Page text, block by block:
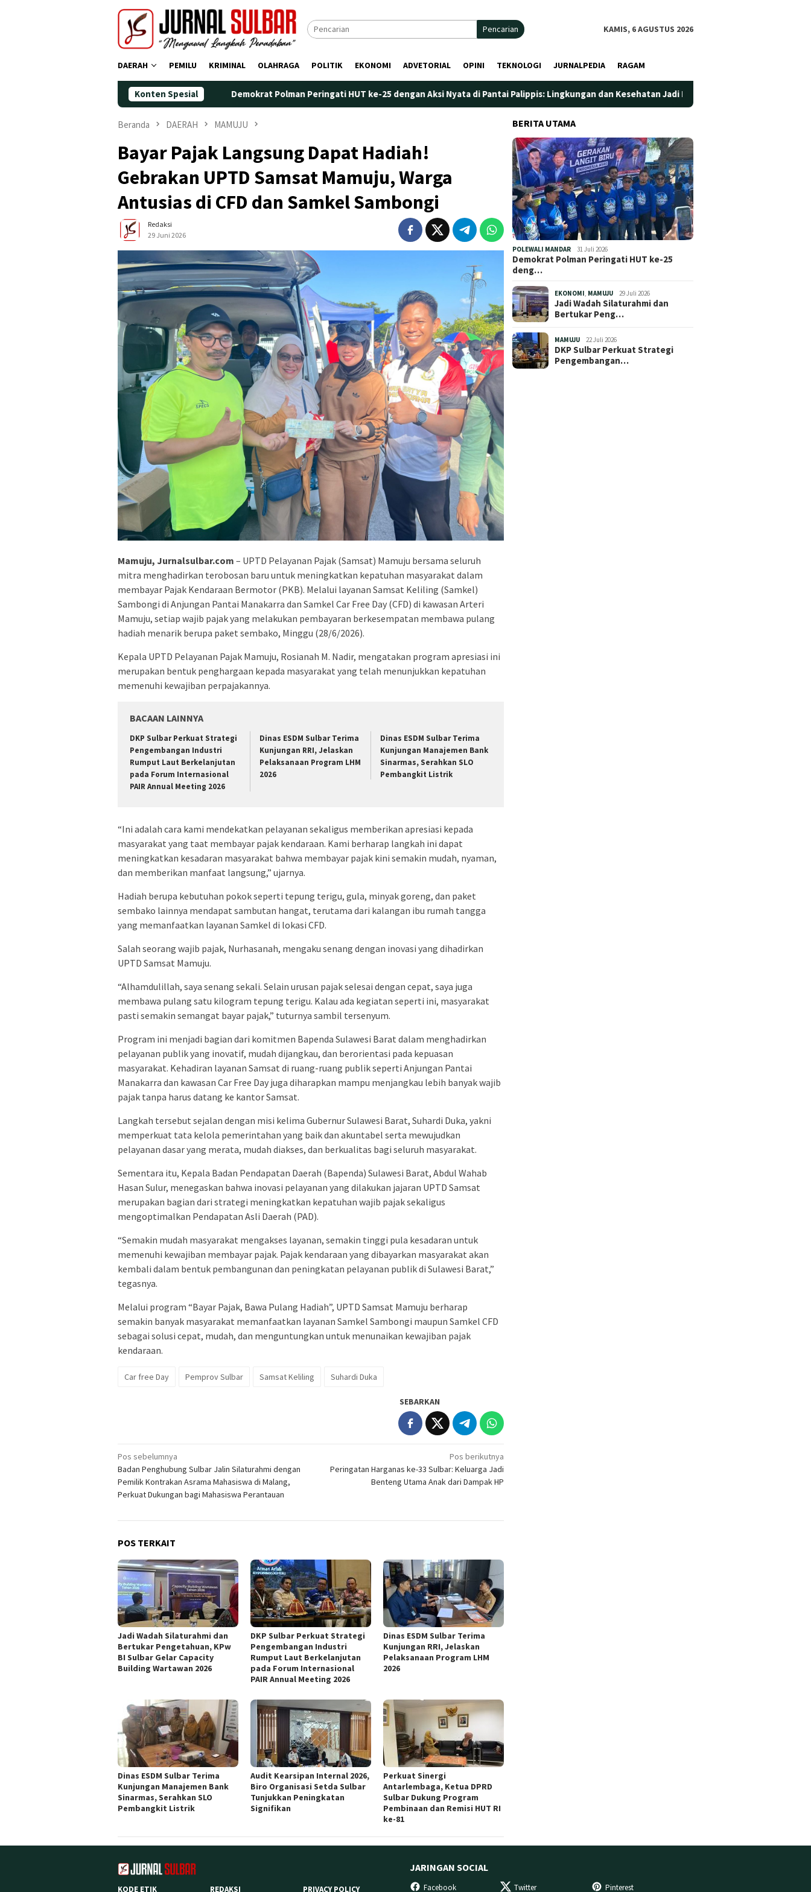
Pencarian KAMIS, 6 AGUSTUS 2026
DAERAH PEMILU KRIMINAL OLAHRAGA POLITIK EKONOMI ADVETORIAL OPINI TEKNOLOGI JURNALPEDIA RAGAM
Konten Spesial
Demokrat Polman Peringati HUT ke-25 dengan Aksi Nyata di Pantai Palippis: Lingkungan dan Kesehatan Jadi Prioritas Jadi Wadah Silaturahmi dan
Beranda DAERAH MAMUJU
Bayar Pajak Langsung Dapat Hadiah!
Gebrakan UPTD Samsat Mamuju, Warga
Antusias di CFD dan Samkel Sambongi
Redaksi
29 Juni 2026
Mamuju, Jurnalsulbar.com – UPTD Pelayanan Pajak (Samsat) Mamuju bersama seluruh
mitra menghadirkan terobosan baru untuk meningkatkan kepatuhan masyarakat dalam
membayar Pajak Kendaraan Bermotor (PKB). Melalui layanan Samsat Keliling (Samkel)
Sambongi di Anjungan Pantai Manakarra dan Samkel Car Free Day (CFD) di kawasan Arteri
Mamuju, setiap wajib pajak yang melakukan pembayaran berkesempatan membawa pulang
hadiah menarik berupa paket sembako, Minggu (28/6/2026).
Kepala UPTD Pelayanan Pajak Mamuju, Rosianah M. Nadir, mengatakan program apresiasi ini
merupakan bentuk penghargaan kepada masyarakat yang telah menunjukkan kepatuhan
memenuhi kewajiban perpajakannya.
BACAAN LAINNYA
DKP Sulbar Perkuat Strategi
Pengembangan Industri
Rumput Laut Berkelanjutan
pada Forum Internasional
PAIR Annual Meeting 2026
Dinas ESDM Sulbar Terima
Kunjungan RRI, Jelaskan
Pelaksanaan Program LHM
2026
Dinas ESDM Sulbar Terima
Kunjungan Manajemen Bank
Sinarmas, Serahkan SLO
Pembangkit Listrik
“Ini adalah cara kami mendekatkan pelayanan sekaligus memberikan apresiasi kepada
masyarakat yang taat membayar pajak kendaraan. Kami berharap langkah ini dapat
meningkatkan kesadaran masyarakat bahwa membayar pajak kini semakin mudah, nyaman,
dan memberikan manfaat langsung,” ujarnya.
Hadiah berupa kebutuhan pokok seperti tepung terigu, gula, minyak goreng, dan paket
sembako lainnya mendapat sambutan hangat, terutama dari kalangan ibu rumah tangga
yang memanfaatkan layanan Samkel di lokasi CFD.
Salah seorang wajib pajak, Nurhasanah, mengaku senang dengan inovasi yang dihadirkan
UPTD Samsat Mamuju.
“Alhamdulillah, saya senang sekali. Selain urusan pajak selesai dengan cepat, saya juga
membawa pulang satu kilogram tepung terigu. Kalau ada kegiatan seperti ini, masyarakat
pasti semakin semangat bayar pajak,” tuturnya sambil tersenyum.
Program ini menjadi bagian dari komitmen Bapenda Sulawesi Barat dalam menghadirkan
pelayanan publik yang inovatif, mudah dijangkau, dan berorientasi pada kepuasan
masyarakat. Kehadiran layanan Samsat di ruang-ruang publik seperti Anjungan Pantai
Manakarra dan kawasan Car Free Day juga diharapkan mampu menjangkau lebih banyak wajib
pajak tanpa harus datang ke kantor Samsat.
Langkah tersebut sejalan dengan misi kelima Gubernur Sulawesi Barat, Suhardi Duka, yakni
memperkuat tata kelola pemerintahan yang baik dan akuntabel serta mewujudkan
pelayanan dasar yang merata, mudah diakses, dan berkualitas bagi seluruh masyarakat.
Sementara itu, Kepala Badan Pendapatan Daerah (Bapenda) Sulawesi Barat, Abdul Wahab
Hasan Sulur, menegaskan bahwa inovasi pelayanan yang dilakukan jajaran UPTD Samsat
merupakan bagian dari strategi meningkatkan kepatuhan wajib pajak sekaligus
mengoptimalkan Pendapatan Asli Daerah (PAD).
“Semakin mudah masyarakat mengakses layanan, semakin tinggi pula kesadaran untuk
memenuhi kewajiban membayar pajak. Pajak kendaraan yang dibayarkan masyarakat akan
kembali dalam bentuk pembangunan dan peningkatan pelayanan publik di Sulawesi Barat,”
tegasnya.
Melalui program “Bayar Pajak, Bawa Pulang Hadiah”, UPTD Samsat Mamuju berharap
semakin banyak masyarakat memanfaatkan layanan Samkel Sambongi maupun Samkel CFD
sebagai solusi cepat, mudah, dan menguntungkan untuk menunaikan kewajiban pajak
kendaraan.
Car free Day Pemprov Sulbar Samsat Keliling Suhardi Duka
SEBARKAN
Navigasi
pos
Pos sebelumnya
Badan Penghubung Sulbar Jalin Silaturahmi dengan
Pemilik Kontrakan Asrama Mahasiswa di Malang,
Perkuat Dukungan bagi Mahasiswa Perantauan
Pos berikutnya
Peringatan Harganas ke-33 Sulbar: Keluarga Jadi
Benteng Utama Anak dari Dampak HP
POS TERKAIT
Jadi Wadah Silaturahmi dan
Bertukar Pengetahuan, KPw
BI Sulbar Gelar Capacity
Building Wartawan 2026
DKP Sulbar Perkuat Strategi
Pengembangan Industri
Rumput Laut Berkelanjutan
pada Forum Internasional
PAIR Annual Meeting 2026
Dinas ESDM Sulbar Terima
Kunjungan RRI, Jelaskan
Pelaksanaan Program LHM
2026
Dinas ESDM Sulbar Terima
Kunjungan Manajemen Bank
Sinarmas, Serahkan SLO
Pembangkit Listrik
Audit Kearsipan Internal 2026,
Biro Organisasi Setda Sulbar
Tunjukkan Peningkatan
Signifikan
Perkuat Sinergi
Antarlembaga, Ketua DPRD
Sulbar Dukung Program
Pembinaan dan Remisi HUT RI
ke-81
BERITA UTAMA
POLEWALI MANDAR 31 Juli 2026
Demokrat Polman Peringati HUT ke-25
deng…
EKONOMI MAMUJU 29 Juli 2026
Jadi Wadah Silaturahmi dan
Bertukar Peng…
MAMUJU 22 Juli 2026
DKP Sulbar Perkuat Strategi
Pengembangan…
KODE ETIK REDAKSI PRIVACY POLICY
JARINGAN SOCIAL
Facebook Twitter Pinterest